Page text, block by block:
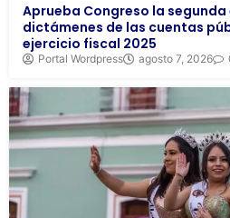
Aprueba Congreso la
dictámenes de las cuentas
ejercicio fiscal 2025
Portal Wordpress agosto 7, 2026